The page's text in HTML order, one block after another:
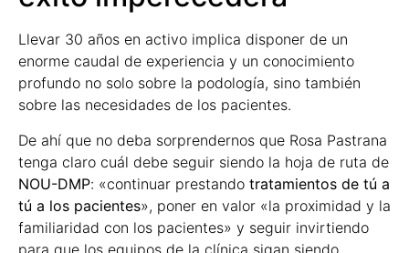
Llevar 30 años en activo implica disponer de un
enorme caudal de experiencia y un conocimiento
profundo no solo sobre la podología, sino también
sobre las necesidades de los pacientes.
De ahí que no deba sorprendernos que Rosa Pastrana
tenga claro cuál debe seguir siendo la hoja de ruta de
NOU-DMP: «continuar prestando tratamientos de tú a
tú a los pacientes», poner en valor «la proximidad y la
familiaridad con los pacientes» y seguir invirtiendo
para que los equipos de la clínica sigan siendo